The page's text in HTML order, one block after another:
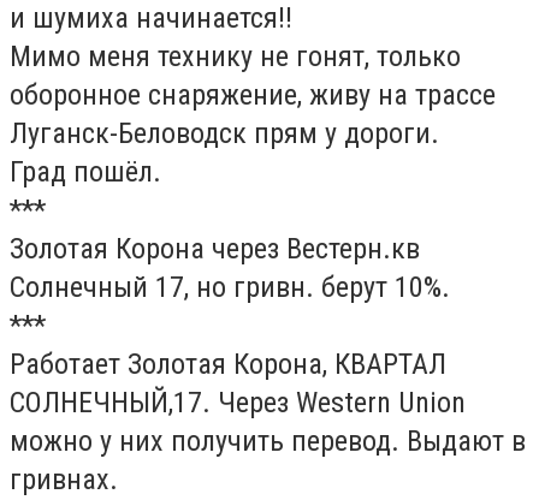
и шумиха начинается!!
Мимо меня технику не гонят, только
оборонное снаряжение, живу на трассе
Луганск-Беловодск прям у дороги.
Град пошёл.
***
Золотая Корона через Вестерн.кв
Солнечный 17, но гривн. берут 10%.
***
Работает Золотая Корона, КВАРТАЛ
СОЛНЕЧНЫЙ,17. Через Western Union
можно у них получить перевод. Выдают в
гривнах.